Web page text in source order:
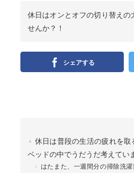
休日はオンとオフの切り替えの
せんか？！
シェアする
休日は普段の生活の疲れを
ベッドの中でうだうだ考えてい
はたまた、一週間分の掃除洗